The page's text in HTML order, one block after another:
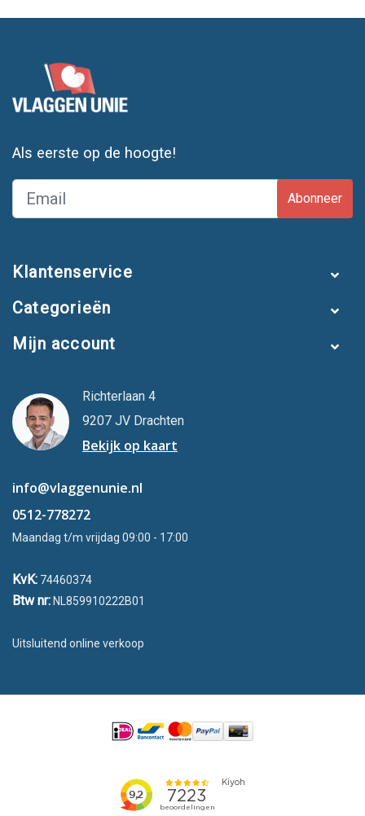
Als eerste op de hoogte!
Abonneer
Klantenservice
Categorieën
Mijn account
Richterlaan 4
9207 JV Drachten
Bekijk op kaart
info@vlaggenunie.nl
0512-778272
Maandag t/m vrijdag 09:00 - 17:00
KvK: 74460374
Btw nr: NL859910222B01
Uitsluitend online verkoop